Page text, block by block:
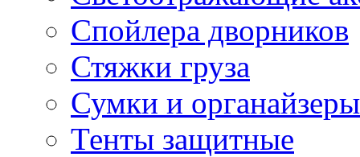
Спойлера дворников
Стяжки груза
Сумки и органайзеры
Тенты защитные